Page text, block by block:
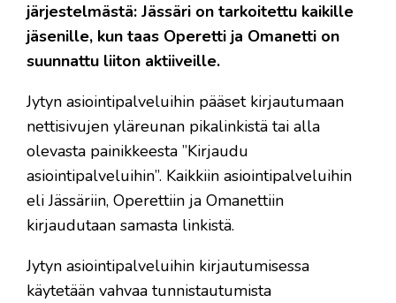
järjestelmästä: Jässäri on tarkoitettu kaikille
jäsenille, kun taas Operetti ja Omanetti on
suunnattu liiton aktiiveille.
Jytyn asiointipalveluihin pääset kirjautumaan
nettisivujen yläreunan pikalinkistä tai alla
olevasta painikkeesta ”Kirjaudu
asiointipalveluihin”. Kaikkiin asiointipalveluihin
eli Jässäriin, Operettiin ja Omanettiin
kirjaudutaan samasta linkistä.
Jytyn asiointipalveluihin kirjautumisessa
käytetään vahvaa tunnistautumista